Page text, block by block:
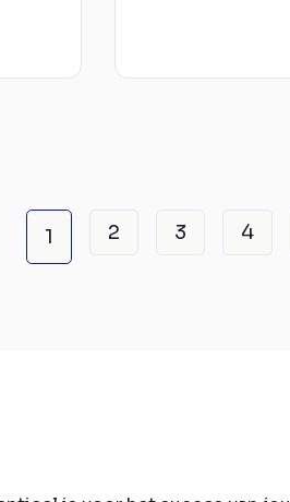
1 2 3 4